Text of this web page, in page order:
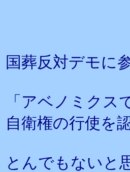
国葬反対デモに
「アベノミクス
自衛権の行使を
とんでもないと